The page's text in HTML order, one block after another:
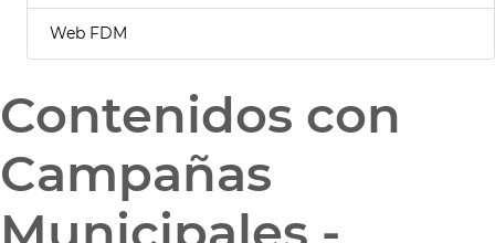
Web FDM
Contenidos con
Campañas